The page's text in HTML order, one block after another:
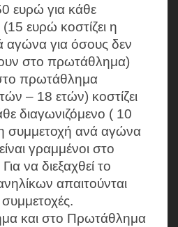
ευρώ για κάθε
ευρώ κοστίζει η
αγώνα για όσους δεν
στο πρωτάθλημα)
πρωτάθλημα
– 18 ετών) κοστίζει
διαγωνιζόμενο ( 10
η συμμετοχή ανά αγώνα
γραμμένοι στο
να διεξαχθεί το
απαιτούνται
και στο Πρωτάθλημα